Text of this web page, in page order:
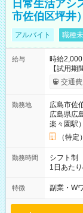
日常生活ア
市佐伯区坪井）
アルバイト 職種
給与
時給
【試用
給与は本
交通
勤務地
広島市佐
広島県広
楽々園駅）
（特
勤務時間
シフト制
1日あた
勤）・8
あたりの
特徴 副業・W